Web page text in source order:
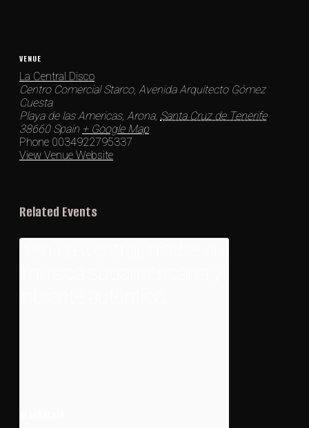
VENUE
La Central Disco
Centro Comercial Starco, Avenida Arquitecto Gómez
Cuesta
Playa de las Americas, Arona, Santa Cruz de Tenerife
38660 Spain + Google Map
Phone 0034922795337
View Venue Website
Related Events